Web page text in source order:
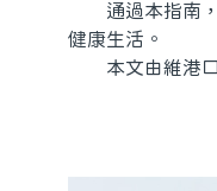
通過本指南，
健康生活。
本文由維港口